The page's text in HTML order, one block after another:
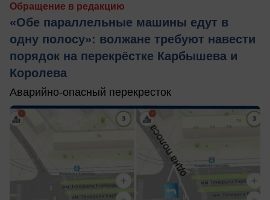
Обращение в редакцию
«Обе параллельные машины едут в
одну полосу»: волжане требуют навести
порядок на перекрёстке Карбышева и
Королева
Аварийно-опасный перекресток